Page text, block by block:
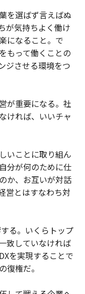
を選ばず言えばぬ
が気持ちよく働け
になること。で
もって働くことの
ジさせる環境をつ
が重要になる。社
ければ、いいチャ
いことに取り組ん
分が何のために仕
か、お互いが対話
営とはすなわち対
る。いくらトップ
致していなければ
を実現することで
復権だ。